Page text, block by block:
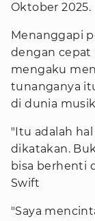
Oktober 2025.
Menanggapi
dengan cepat
mengaku
tunanganya
di dunia
"Itu adalah
dikatakan.
bisa berhenti
Swift
"Saya